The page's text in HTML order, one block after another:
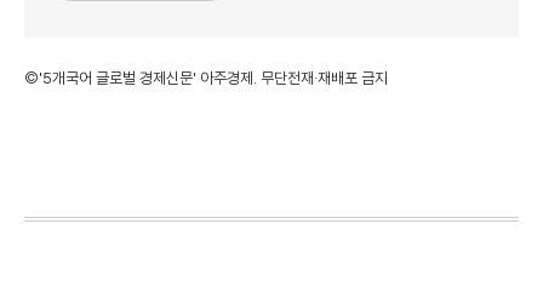
©'5개국어 글로벌 경제신문' 아주경제. 무단전재·재배포 금지